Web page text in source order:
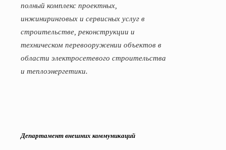
полный комплекс проектных,
инжиниринговых и сервисных услуг в
строительстве, реконструкции и
техническом перевооружении объектов в
области электросетевого строительства
и теплоэнергетики.
Департамент внешних коммуникаций